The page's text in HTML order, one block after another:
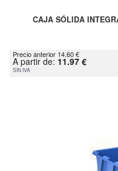
CAJA SÓLIDA
Precio anterior 14.60 €
A partir de: 11.97 €
SIN IVA